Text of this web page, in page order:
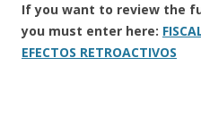
If you want to review the
you must enter here:
EFECTOS RETROACTIVOS